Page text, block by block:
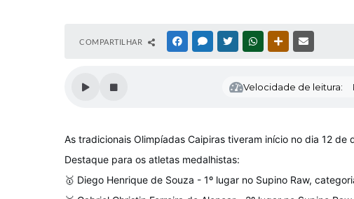
COMPARTILHAR FACEBOOKMESSENGER
TWITTERWHATSAPPOUTRAS MÍDIAS
Velocidade de leitura:
As tradicionais Olimpíadas Caipiras tiveram início no dia 12
Destaque para os atletas medalhistas:
🥇 Diego Henrique de Souza - 1º lugar no Supino Raw,